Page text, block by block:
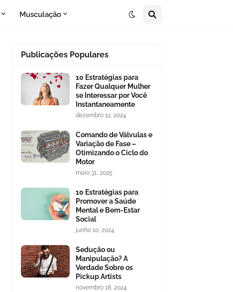
Musculação
Publicações Populares
10 Estratégias para
Fazer Qualquer Mulher
se Interessar por Você
Instantaneamente
dezembro 12, 2024
Comando de Válvulas e
Variação de Fase –
Otimizando o Ciclo do
Motor
maio 31, 2025
10 Estratégias para
Promover a Saúde
Mental e Bem-Estar
Social
junho 10, 2024
Sedução ou
Manipulação? A
Verdade Sobre os
Pickup Artists
novembro 18, 2024